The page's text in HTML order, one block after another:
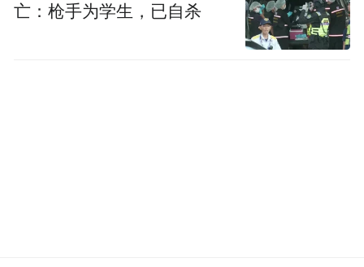
亡：枪手为学生，已自杀